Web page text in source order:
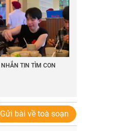
NHẮN TIN TÌM CON
Gửi bài về toà soạn